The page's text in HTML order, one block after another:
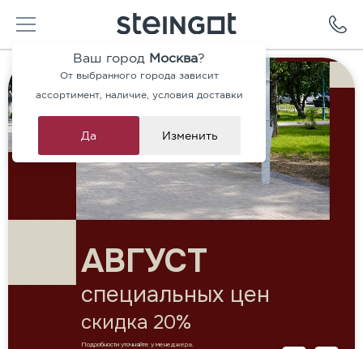
Ваш город Москва?
От выбранного города зависит
ассортимент, наличие, условия доставки
Да Изменить
АВГУСТ
специальных цен
скидка 20%
Подробности уточняйте у менеджера.